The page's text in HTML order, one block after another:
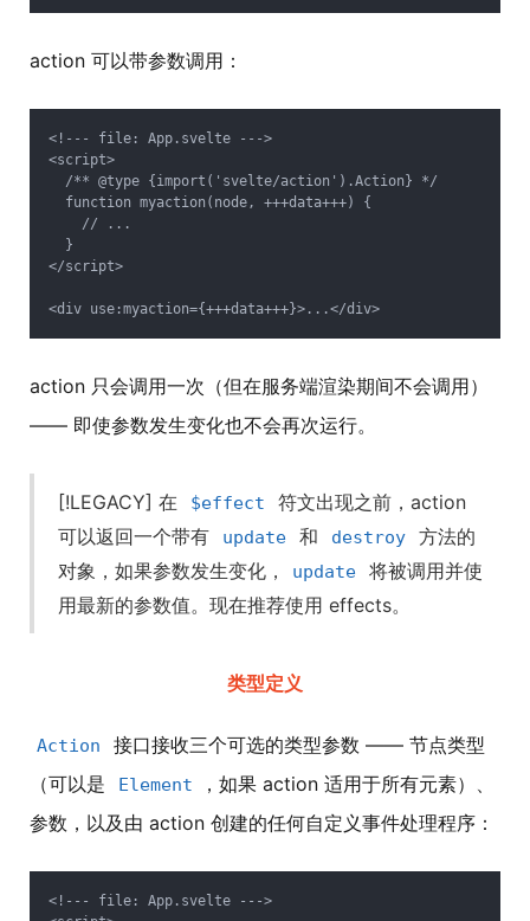
action 可以带参数调用：
<!--- file: App.svelte --->
<script>
  /** @type {import('svelte/action').Action} */
  function myaction(node, +++data+++) {
    // ...
  }
</script>
action 只会调用一次（但在服务端渲染期间不会调用）
—— 即使参数发生变化也不会再次运行。
[!LEGACY] 在 $effect
符文出现之前，action
可以返回一个带有
update 和 destroy
方法的
对象，如果参数发生变化，
update
将被调用并使
用最新的参数值。现在推荐使用 effects。
类型定义
Action
接口接收三个可选的类型参数 —— 节点类型
（可以是
Element
，如果 action 适用于所有元素）、
参数，以及由 action 创建的任何自定义事件处理程序：
<!--- file: App.svelte --->